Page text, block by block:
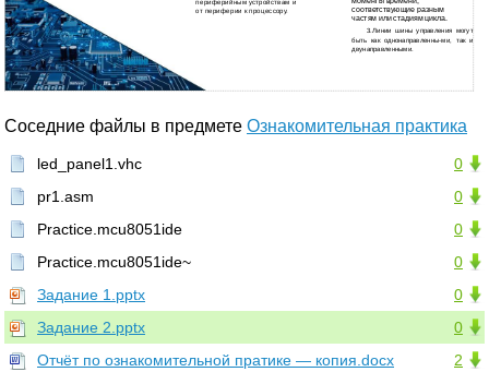
периферийным устройствам и
от периферии к процессору.
соответствующие разным
частям или стадиям цикла.
3.Линии шины управления могут
быть как однонаправленны-ми, так и
двунаправленными.
Соседние файлы в предмете Ознакомительная практика
0
led_panel1.vhc
0
pr1.asm
0
Practice.mcu8051ide
0
Practice.mcu8051ide~
0
Задание 1.pptx
0
Задание 2.pptx
2
Отчёт по ознакомительной пратике — копия.docx